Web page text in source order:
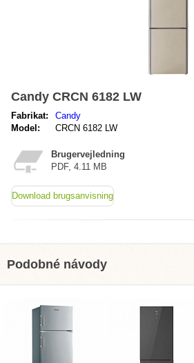
Candy CRCN 6182 LW
Fabrikat:
Candy
Model:
CRCN 6182 LW
Brugervejledning
PDF, 4.11 MB
Download brugsanvisning
Podobné návody